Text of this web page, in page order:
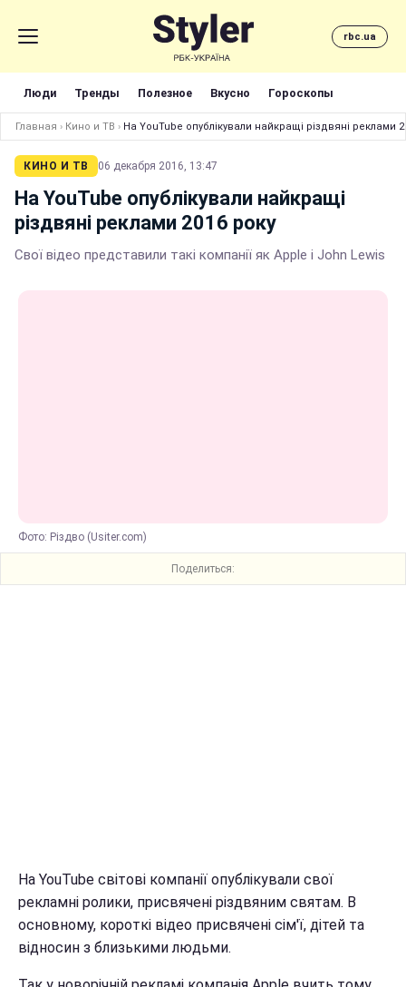
rbc.ua
Люди Тренды Полезное Вкусно Гороскопы
Главная › Кино и ТВ › На YouTube опублікували найкращі різдвяні реклами
КИНО И ТВ 06 декабря 2016, 13:47
На YouTube опублікували найкращі
різдвяні реклами 2016 року
Свої відео представили такі компанії як Apple і John Lewis
Фото: Різдво (Usiter.com)
Поделиться:
На YouTube світові компанії опублікували свої
рекламні ролики, присвячені різдвяним святам. В
основному, короткі відео присвячені сім'ї, дітей та
відносин з близькими людьми.